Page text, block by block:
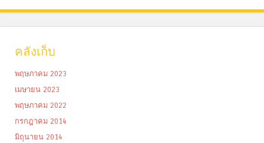
คลังเก็บ
พฤษภาคม 2023
เมษายน 2023
พฤษภาคม 2022
กรกฎาคม 2014
มิถุนายน 2014